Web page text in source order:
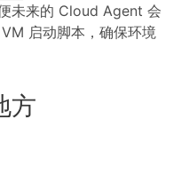
未来的 Cloud Agent 会
启动脚本，确保环境
方